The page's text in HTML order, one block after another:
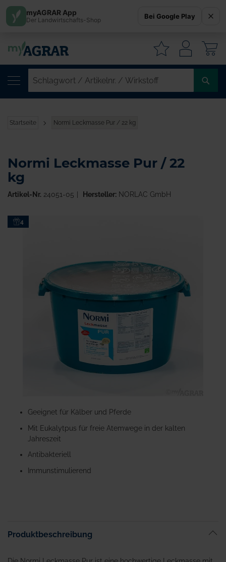
Startseite Normi Leckmasse Pur / 22 kg
Zum4
Anfang
Bildgalerie
springen
Normi Leckmasse Pur / 22
kg
Artikel-Nr. 24051-05 Hersteller:NORLAC GmbH
Geeignet für Kälber und Pferde
Mit Eukalytpus für freie Atemwege in der kalten
Jahreszeit
Antibakteriell
Immunstimulierend
Produktbeschreibung
myAGRAR App
Der Landwirtschafts-Shop Bei Google Play